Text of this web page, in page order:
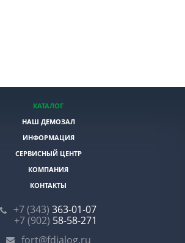
КАТАЛОГ
НАШ ДЕМОЗАЛ
ИНФОРМАЦИЯ
СЕРВИСНЫЙ ЦЕНТР
КОМПАНИЯ
КОНТАКТЫ
+7 (343) 363-01-07
+7 (902) 58-58-271
fort@fdialog.ru